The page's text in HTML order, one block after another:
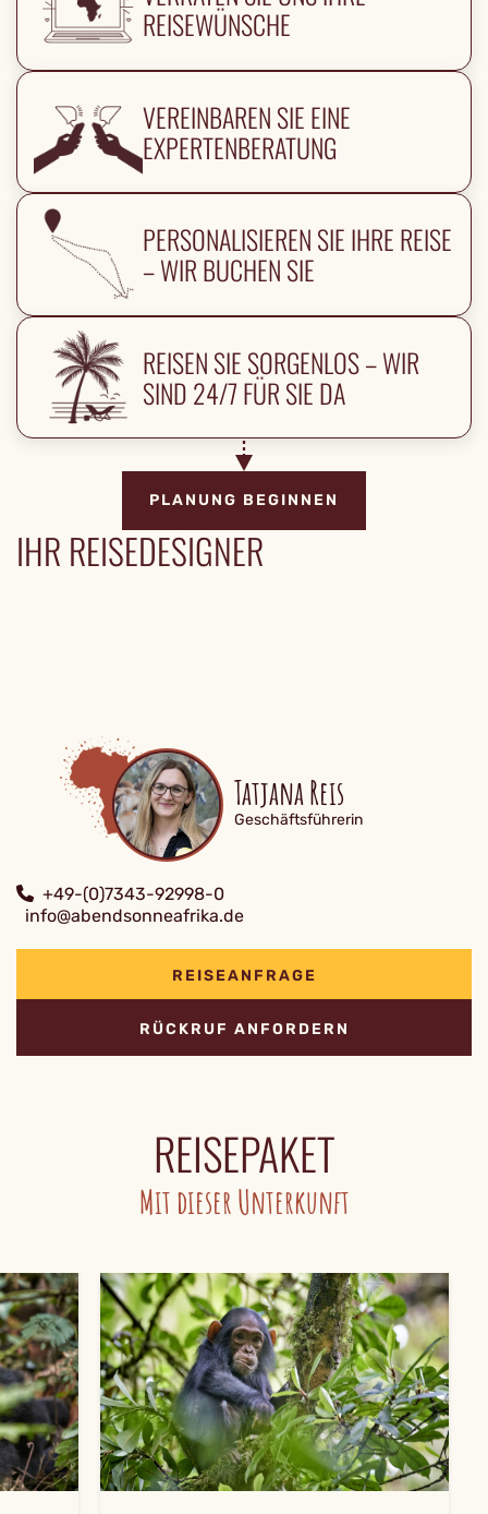
REISEWÜNSCHE
VEREINBAREN SIE EINE
EXPERTENBERATUNG
PERSONALISIEREN SIE IHRE REISE
– WIR BUCHEN SIE
REISEN SIE SORGENLOS – WIR
SIND 24/7 FÜR SIE DA
PLANUNG BEGINNEN
IHR REISEDESIGNER
Tatjana Reis
Geschäftsführerin
+49-(0)7343-92998-0
info@abendsonneafrika.de
REISEANFRAGE
RÜCKRUF ANFORDERN
REISEPAKET
Mit dieser Unterkunft